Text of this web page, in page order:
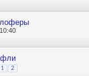
1 2